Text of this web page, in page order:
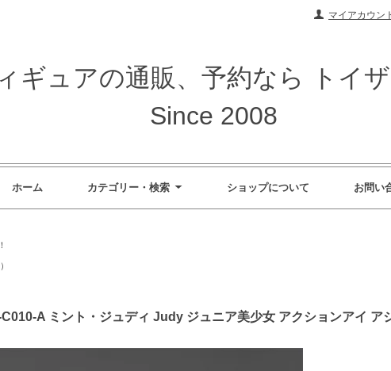
マイアカウン
ギュアの通販、予約なら トイ
Since 2008
ホーム カテゴリー・検索 ショップについて お問い
A ミント・ジュディ Judy ジュニア美少女 アクションアイ ア